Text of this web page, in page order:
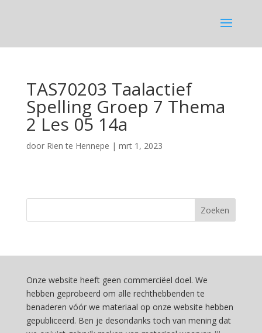
TAS70203 Taalactief
Spelling Groep 7 Thema
2 Les 05 14a
door Rien te Hennepe | mrt 1, 2023
Onze website heeft geen commerciëel doel. We
hebben geprobeerd om alle rechthebbenden te
benaderen vóór we materiaal op onze website hebben
gepubliceerd. Ben je desondanks toch van mening dat